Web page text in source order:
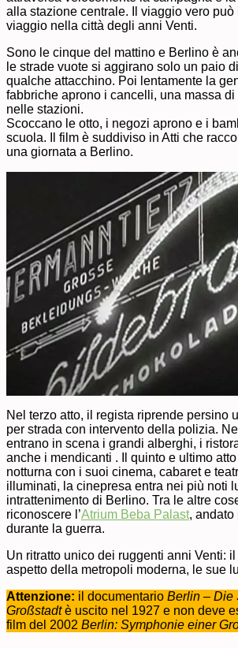
alla stazione centrale. Il viaggio vero
viaggio nella città degli anni Venti.
Sono le cinque del mattino e Berlino è
le strade vuote si aggirano solo un paio
qualche attacchino. Poi lentamente la
fabbriche aprono i cancelli, una massa
nelle stazioni.
Scoccano le otto, i negozi aprono e i
scuola. Il film è suddiviso in Atti che
una giornata a Berlino.
Nel terzo atto, il regista riprende persino
per strada con intervento della polizia.
entrano in scena i grandi alberghi, i
anche i mendicanti . Il quinto e ultimo
notturna con i suoi cinema, cabaret e
illuminati, la cinepresa entra nei più noti
intrattenimento di Berlino. Tra le altre
riconoscere l’Atrium Beba Palast, andato
durante la guerra.
Un ritratto unico dei ruggenti anni Venti:
aspetto della metropoli moderna, le sue
Attenzione: il documentario Berlin – Die
Großstadtè uscito nel 1927 e non deve
film del 2002 Berlin: Symphonie einer